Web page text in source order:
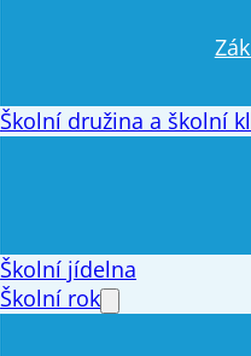
Školní družina a školní
Školní jídelna
Školní rok